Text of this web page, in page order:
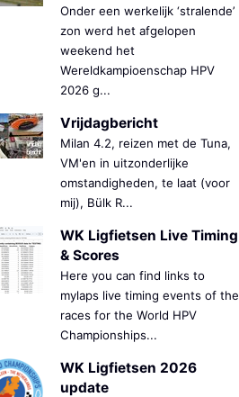
Onder een werkelijk ‘stralende’
zon werd het afgelopen
weekend het
Wereldkampioenschap HPV
2026 g...
Vrijdagbericht
Milan 4.2, reizen met de Tuna,
VM'en in uitzonderlijke
omstandigheden, te laat (voor
mij), Bülk R...
WK Ligfietsen Live Timing
& Scores
Here you can find links to
mylaps live timing events of the
races for the World HPV
Championships...
WK Ligfietsen 2026
update